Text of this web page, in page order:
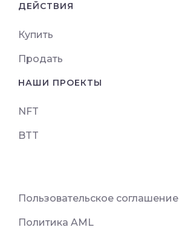
ДЕЙСТВИЯ
Купить
Продать
НАШИ ПРОЕКТЫ
NFT
BTT
Пользовательское соглашение
Политика AML